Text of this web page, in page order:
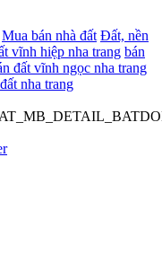
Mua bán nhà đất Đất, nền
vĩnh hiệp nha trang bán
đất vĩnh ngọc nha trang
nha trang